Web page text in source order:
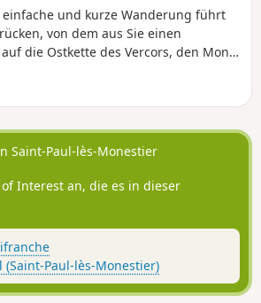
einfache und kurze Wanderung führt
von dem aus Sie einen
die Ostkette des Vercors, den Mont
können.
Saint-Paul-lès-Monestier
Interest an, die es in dieser
(Saint-Paul-lès-Monestier)